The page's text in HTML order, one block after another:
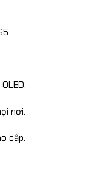
nơi.
cấp.